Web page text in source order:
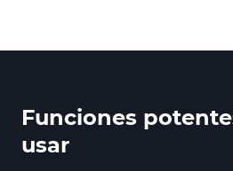
Funciones
usar